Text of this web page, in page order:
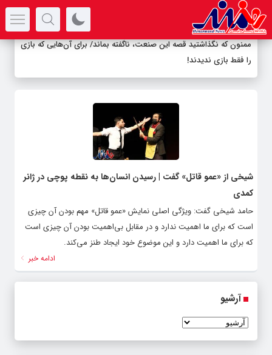
ممنون که نگذاشتید قصه این صنعت، ناگفته بماند/ برای آن‌هایی که بازی
را فقط بازی ندیدند!
شیخی از «عمو قاتل» گفت | رسیدن انسان‌ها به نقطه پوچی در ژانر
کمدی
حامد شیخی گفت: ویژگی اصلی نمایش «عمو قاتل» مهم بودن آن چیزی
است که برای ما اهمیت ندارد و در مقابل بی‌اهمیت بودن آن چیزی است
که برای ما اهمیت دارد و این موضوع خود ایجاد طنز می‌کند.
ادامه خبر
آرشیو